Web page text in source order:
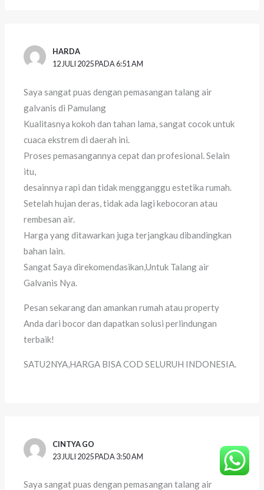
HARDA
12 JULI 2025 PADA 6:51 AM
Saya sangat puas dengan pemasangan talang air
galvanis di Pamulang
Kualitasnya kokoh dan tahan lama, sangat cocok untuk
cuaca ekstrem di daerah ini.
Proses pemasangannya cepat dan profesional. Selain
itu,
desainnya rapi dan tidak mengganggu estetika rumah.
Setelah hujan deras, tidak ada lagi kebocoran atau
rembesan air.
Harga yang ditawarkan juga terjangkau dibandingkan
bahan lain.
Sangat Saya direkomendasikan,Untuk Talang air
Galvanis Nya.
Pesan sekarang dan amankan rumah atau property
Anda dari bocor dan dapatkan solusi perlindungan
terbaik!
SATU2NYA,HARGA BISA COD SELURUH INDONESIA.
CINTYA GO
23 JULI 2025 PADA 3:50 AM
Saya sangat puas dengan pemasangan talang air